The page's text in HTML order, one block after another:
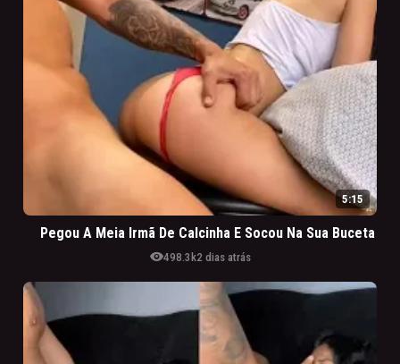
5:15
Pegou A Meia Irmã De Calcinha E Socou Na Sua Buceta
visibility498.3k2 dias atrás